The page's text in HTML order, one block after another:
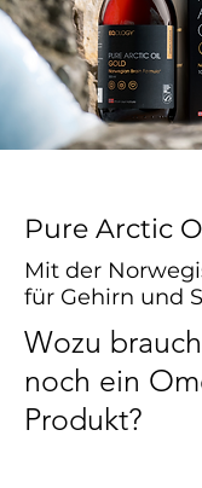
Pure Arctic
Mit der
für Gehirn und
Wozu
noch ein
Produkt?